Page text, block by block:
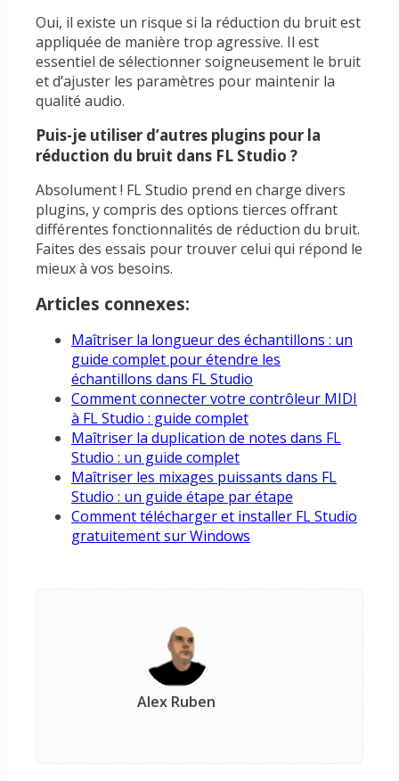
Oui, il existe un risque si la réduction du bruit est
appliquée de manière trop agressive. Il est
essentiel de sélectionner soigneusement le bruit
et d’ajuster les paramètres pour maintenir la
qualité audio.
Puis-je utiliser d’autres plugins pour la
réduction du bruit dans FL Studio ?
Absolument ! FL Studio prend en charge divers
plugins, y compris des options tierces offrant
différentes fonctionnalités de réduction du bruit.
Faites des essais pour trouver celui qui répond le
mieux à vos besoins.
Articles connexes:
Maîtriser la longueur des échantillons : un
guide complet pour étendre les
échantillons dans FL Studio
Comment connecter votre contrôleur MIDI
à FL Studio : guide complet
Maîtriser la duplication de notes dans FL
Studio : un guide complet
Maîtriser les mixages puissants dans FL
Studio : un guide étape par étape
Comment télécharger et installer FL Studio
gratuitement sur Windows
Alex Ruben